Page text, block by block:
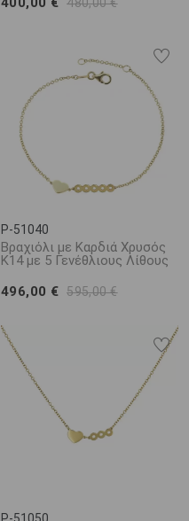
P-51040
Βραχιόλι με Καρδιά Χρυσός
Κ14 με 5 Γενέθλιους Λίθους
496,00 € 595,00 €